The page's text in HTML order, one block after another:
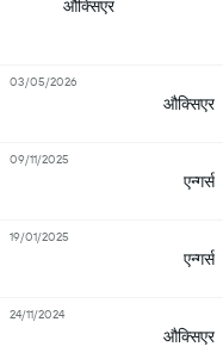
औक्सिएर
औक्सिएर
03/05/2026
एन्गर्स
09/11/2025
एन्गर्स
19/01/2025
औक्सिएर
24/11/2024